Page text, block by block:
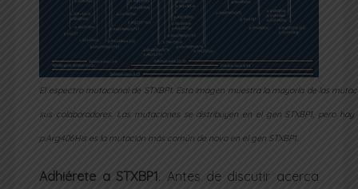
El espectro mutacional de STXBP1. Esta imagen muestra la mayoría de las
sus colaboradores. Las mutaciones se distribuyen en el gen STXBP1, pero
p.Arg406His es la mutación más común de novo en el gen STXBP1.
Adhiérete a STXBP1. Antes de discutir acerca